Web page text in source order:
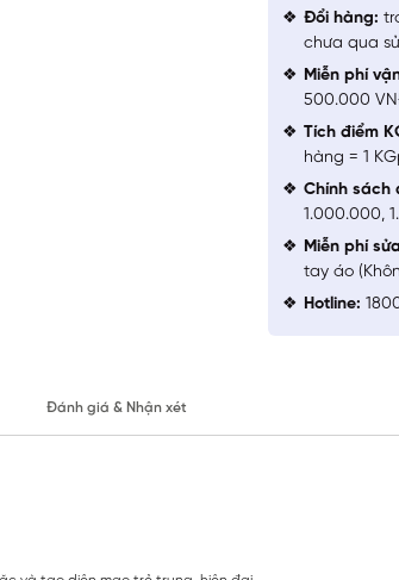
Đổi hàng:
chưa qua
Miễn phí
500.000
Tích điểm
hàng = 1
Chính sách
1.000.000,
Miễn phí
tay áo
Hotline:
Đánh giá & Nhận xét